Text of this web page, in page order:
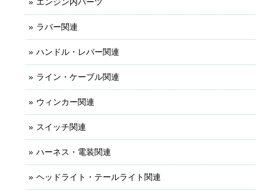
ラバー関連
ハンドル・レバー関連
ライン・ケーブル関連
ウィンカー関連
スイッチ関連
ハーネス・電装関連
ヘッドライト・テールライト関連